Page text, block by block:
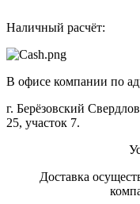
Наличный расчёт:
В офисе компании по
г. Берёзовский
25, участок 7.
Доставка